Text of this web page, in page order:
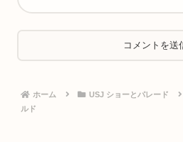
ホーム USJ ショーとパレード
ルド